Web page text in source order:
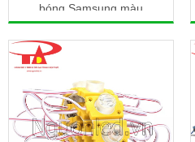
bóng Samsung màu
vàng nắng
Điện áp: 12V DC
Công suất: 1.2W /
module
Kích thước: 2.5m gồm
20 module liền dây
Cấp độ bảo vệ: IP65